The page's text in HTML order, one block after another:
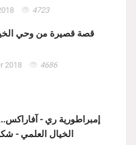
4723
قصة قصيرة من وحي
2018 4686
إمبراطورية ري -
الخيال العلمي -